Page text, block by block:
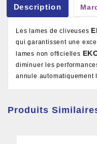
Description
Les lames de cliveuses
qui garantissent une
lames non officielles
diminuer les
annule automatiquement
Produits